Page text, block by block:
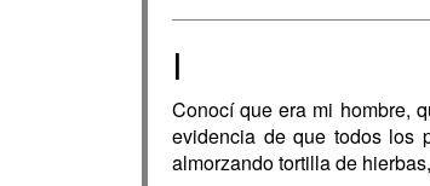
I
Conocí que era mi hombre,
evidencia de que todos los
almorzando tortilla de